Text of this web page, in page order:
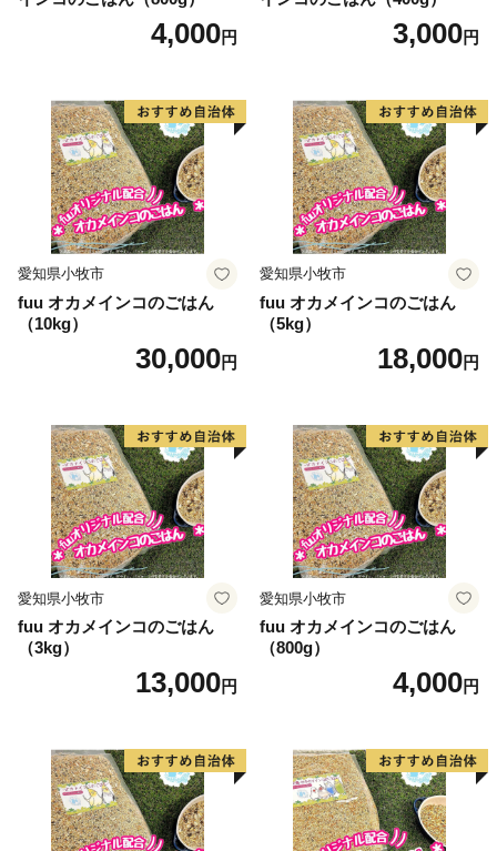
4,000円 3,000円
愛知県小牧市
fuu オカメインコのごはん
（10kg）
30,000円
愛知県小牧市
fuu オカメインコのごはん
（5kg）
18,000円
愛知県小牧市
fuu オカメインコのごはん
（3kg）
13,000円
愛知県小牧市
fuu オカメインコのごはん
（800g）
4,000円